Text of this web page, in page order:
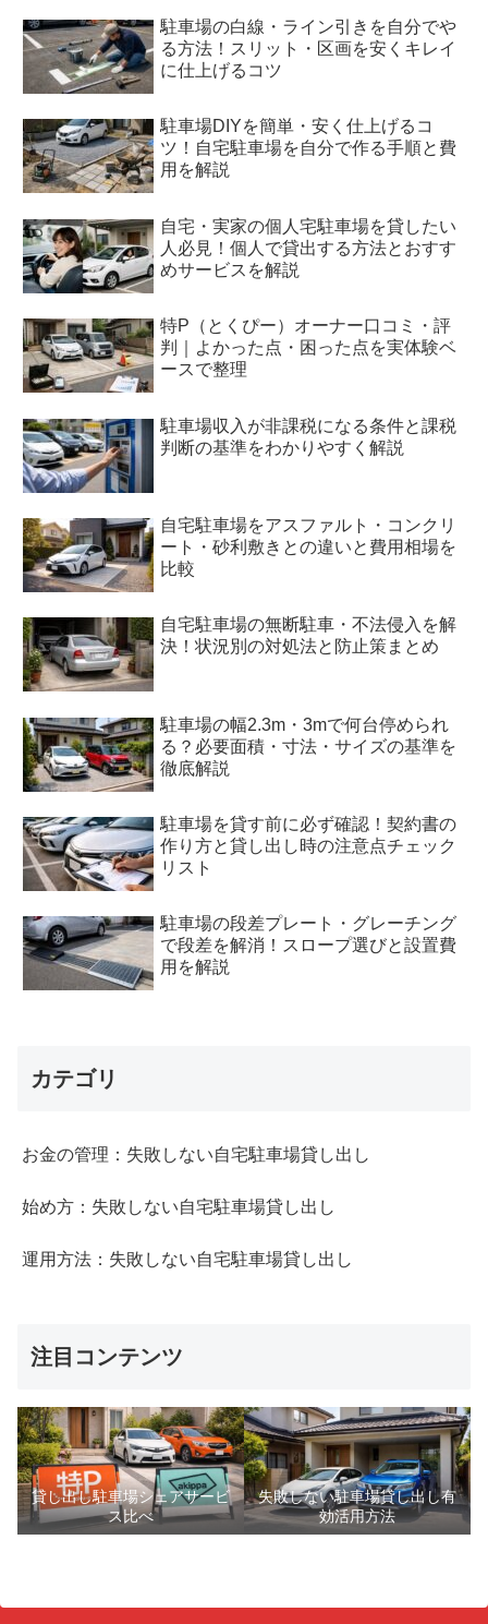
駐車場の白線・ライン引きを自分でや
る方法！スリット・区画を安くキレイ
に仕上げるコツ
駐車場DIYを簡単・安く仕上げるコ
ツ！自宅駐車場を自分で作る手順と費
用を解説
自宅・実家の個人宅駐車場を貸したい
人必見！個人で貸出する方法とおすす
めサービスを解説
特P（とくぴー）オーナー口コミ・評
判｜よかった点・困った点を実体験ベ
ースで整理
駐車場収入が非課税になる条件と課税
判断の基準をわかりやすく解説
自宅駐車場をアスファルト・コンクリ
ート・砂利敷きとの違いと費用相場を
比較
自宅駐車場の無断駐車・不法侵入を解
決！状況別の対処法と防止策まとめ
駐車場の幅2.3m・3mで何台停められ
る？必要面積・寸法・サイズの基準を
徹底解説
駐車場を貸す前に必ず確認！契約書の
作り方と貸し出し時の注意点チェック
リスト
駐車場の段差プレート・グレーチング
で段差を解消！スロープ選びと設置費
用を解説
カテゴリ
お金の管理：失敗しない自宅駐車場貸し出し
始め方：失敗しない自宅駐車場貸し出し
運用方法：失敗しない自宅駐車場貸し出し
注目コンテンツ
貸し出し駐車場シェアサービ
ス比べ
失敗しない駐車場貸し出し有
効活用方法